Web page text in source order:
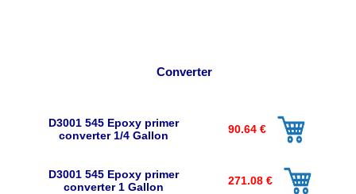
Converter
D3001 545 Epoxy primer
converter 1/4 Gallon
90.64 €
D3001 545 Epoxy primer
converter 1 Gallon
271.08 €